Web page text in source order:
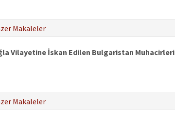
Makaleler
Vilayetine İskan Edilen Bulgaristan Muhacirleri
Makaleler